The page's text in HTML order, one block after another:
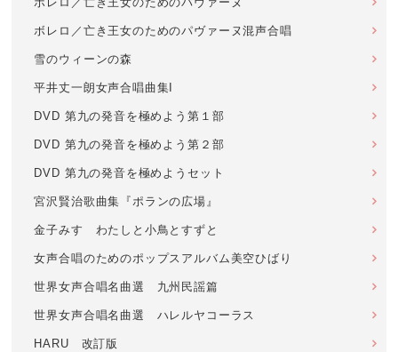
ボレロ／亡き王女のためのパヴァーヌ混声合唱
雪のウィーンの森
平井丈一朗女声合唱曲集I
DVD 第九の発音を極めよう第１部
DVD 第九の発音を極めよう第２部
DVD 第九の発音を極めようセット
宮沢賢治歌曲集『ポランの広場』
金子みすゞわたしと小鳥とすずと
女声合唱のためのポップスアルバム美空ひばり
世界女声合唱名曲選 九州民謡篇
世界女声合唱名曲選 ハレルヤコーラス
HARU 改訂版